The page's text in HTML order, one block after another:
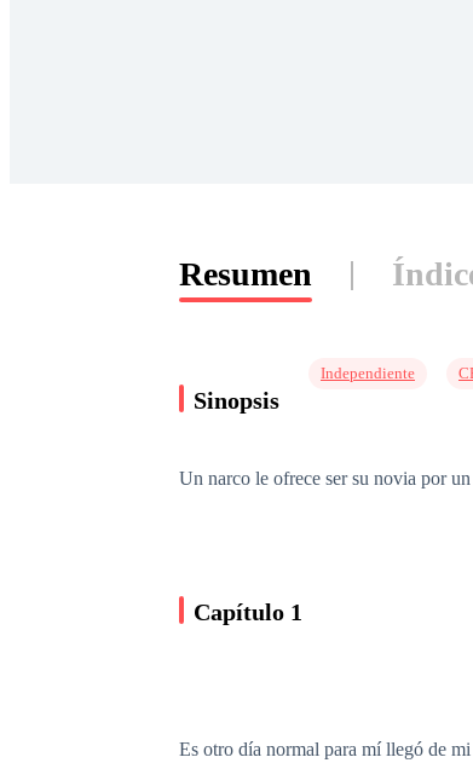
Resumen
Sinopsis
Independiente
Un narco le ofrece ser su novia por
Capítulo 1
Es otro día normal para mí llegó de